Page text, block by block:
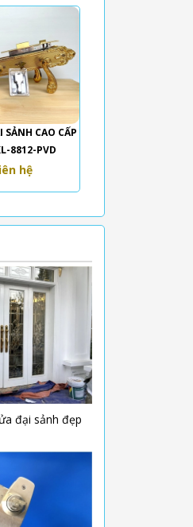
CAO CẤP
8812-PVD
hệ
đại sảnh đẹp